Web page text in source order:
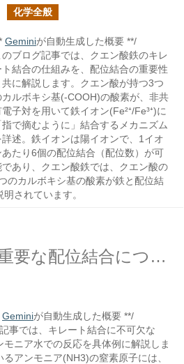
化学全般
Geminiが自動生成した概要 **/
のブログ記事では、クエン酸鉄のキレ
ト結合の仕組みを、配位結合の重要性
共に解説します。クエン酸が持つ3つ
カルボキシ基(-COOH)の酸素が、非共
子対を用いて鉄イオン(Fe²⁺/Fe³⁺)に
指で摘むように」結合するメカニズム
詳述。鉄イオンは陽イオンで、1イオ
あたり6個の配位結合（配位数）が可
であり、クエン酸鉄では、クエン酸の
のカルボキシ基の酸素が鉄と配位結
されています。
キレート結合で重要な配位結合について見る
Geminiが自動生成した概要 **/
事では、キレート結合に不可欠な
モニア水での反応を具体例に解説しま
アンモニア(NH3)の窒素原子には、